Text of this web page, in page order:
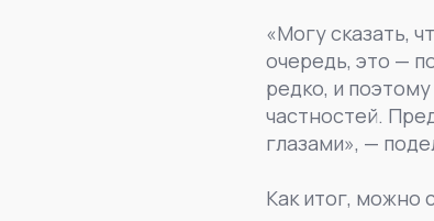
«Могу сказать,
очередь, это —
редко, и
частностей.
глазами», —
Как итог, можно